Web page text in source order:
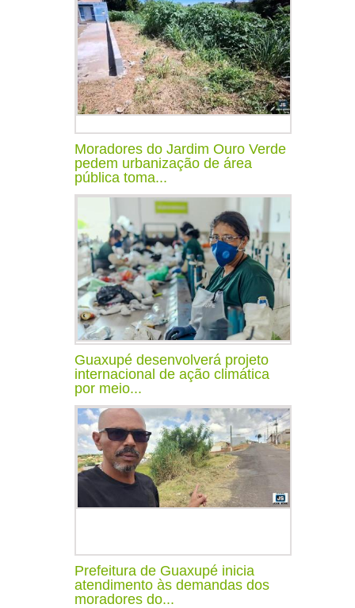
Moradores do Jardim Ouro Verde
pedem urbanização de área
pública toma...
Guaxupé desenvolverá projeto
internacional de ação climática
por meio...
Prefeitura de Guaxupé inicia
atendimento às demandas dos
moradores do...